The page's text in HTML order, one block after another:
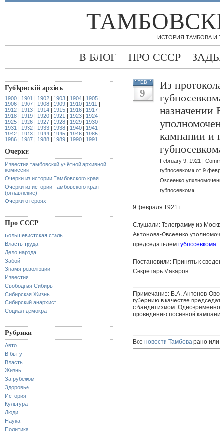
ИСТОРИЯ ТАМБОВА
В БЛОГ ПРО СССР
Губѣрнскiй архiвъ
1900 | 1901 | 1902 | 1903 | 1904 | 1905 |
1906 | 1907 | 1908 | 1909 | 1910 | 1911 |
1912 | 1913 | 1914 | 1915 | 1916 | 1917 |
1918 | 1919 | 1920 | 1921 | 1923 | 1924 |
1925 | 1926 | 1927 | 1928 | 1929 | 1930 |
1931 | 1932 | 1933 | 1938 | 1940 | 1941 |
1942 | 1943 | 1944 | 1945 | 1946 | 1985 |
1986 | 1987 | 1988 | 1989 | 1990 | 1991
Очерки
Известия тамбовской учётной архивной
комиссии
Очерки из истории Тамбовского края
Очерки из истории Тамбовского края
(оглавление)
Очерки о героях
Про СССР
Большевистская сталь
Власть труда
Дело народа
Забой
Знамя революции
Известия
Свободная Сибирь
Сибирская Жизнь
Сибирский анархист
Социал-демократ
Рубрики
Авто
В быту
Власть
Жизнь
За рубежом
Здоровье
История
Культура
Люди
Наука
Политика
FEB
9
Из
назначении
кампании и
February 9, 1921 |
губпосевкома от 9
Овсеенко
губпосевкома
9 февраля 1921 г.
Слушали: Телеграмму из
Антонова-Овсеенко
председателем губпосевкома.
Постановили: Принять к
Секретарь Макаров
Примечание: Б.А. Антонов-
губернию в качестве
с бандитизмом.
проведению посевной
Все новости Тамбова рано или